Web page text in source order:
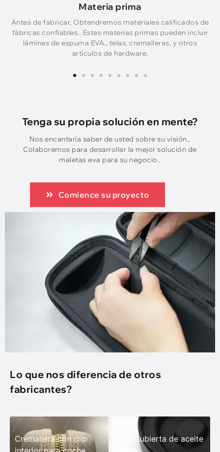
Materia prima
Antes de fabricar, Obtendremos materiales calificados de
fábricas confiables.. Estas materias primas pueden incluir
láminas de espuma EVA., telas, cremalleras, y otros
artículos de hardware.
Tenga su propia solución en mente?
Nos encantaría saber de usted sobre su visión..
Colaboremos para desarrollar la mejor solución de
maletas eva para su negocio..
Comience su proyecto
Lo que nos diferencia de otros
fabricantes?
Cremallera con clip
EVA Cubierta de aceite